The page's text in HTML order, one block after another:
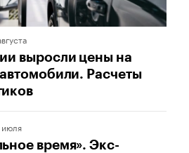
выросли цены на
Расчеты
время». Экс-